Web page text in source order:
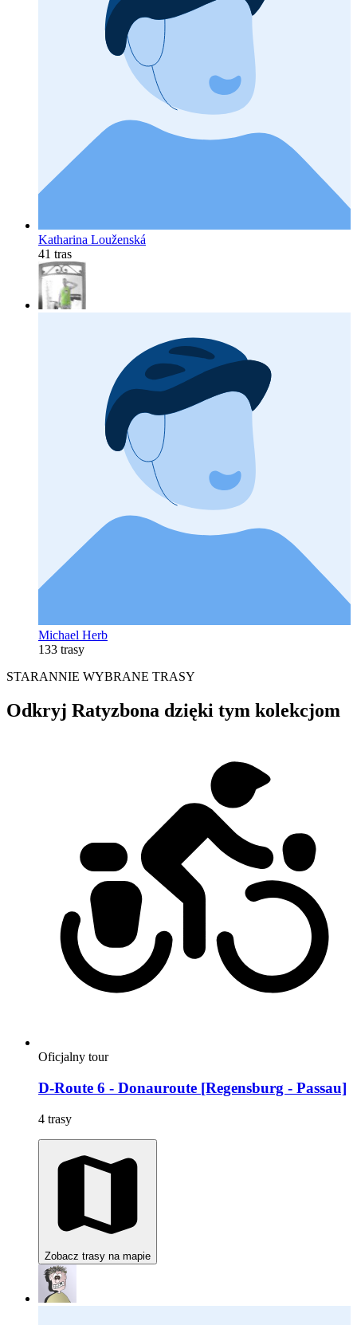
Katharina Louženská
41 tras
Michael Herb
133 trasy
STARANNIE WYBRANE TRASY
Odkryj Ratyzbona dzięki tym kolekcjom
Oficjalny tour
D-Route 6 - Donauroute [Regensburg - Passau]
4 trasy
Zobacz trasy na mapie